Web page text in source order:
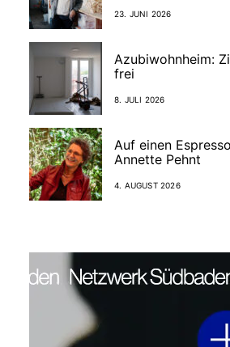
23. JUNI 2026
Azubiwohnheim:
frei
8. JULI 2026
Auf einen
Annette Pehnt
4. AUGUST 2026